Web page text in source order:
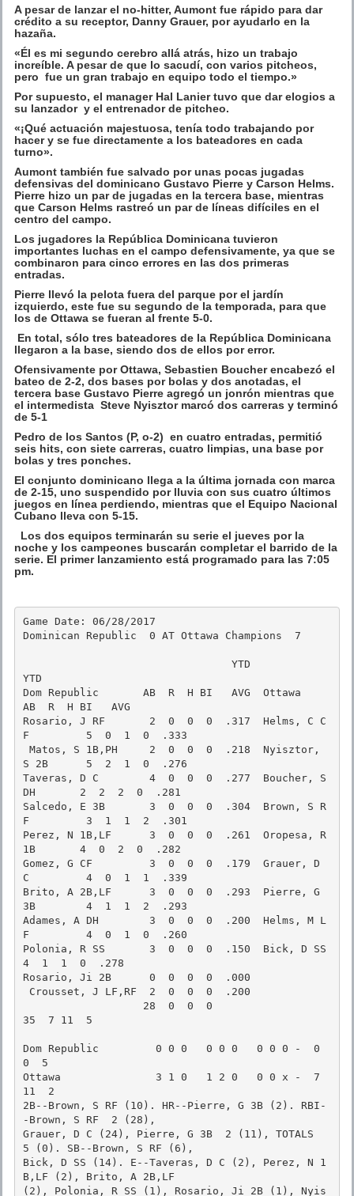
A pesar de lanzar el no-hitter, Aumont fue rápido para dar
crédito a su receptor, Danny Grauer, por ayudarlo en la
hazaña.
«Él es mi segundo cerebro allá atrás, hizo un trabajo
increíble. A pesar de que lo sacudí, con varios pitcheos,
pero fue un gran trabajo en equipo todo el tiempo.»
Por supuesto, el manager Hal Lanier tuvo que dar elogios a
su lanzador y el entrenador de pitcheo.
«¡Qué actuación majestuosa, tenía todo trabajando por
hacer y se fue directamente a los bateadores en cada
turno».
Aumont también fue salvado por unas pocas jugadas
defensivas del dominicano Gustavo Pierre y Carson Helms.
Pierre hizo un par de jugadas en la tercera base, mientras
que Carson Helms rastreó un par de líneas difíciles en el
centro del campo.
Los jugadores la República Dominicana tuvieron
importantes luchas en el campo defensivamente, ya que se
combinaron para cinco errores en las dos primeras
entradas.
Pierre llevó la pelota fuera del parque por el jardín
izquierdo, este fue su segundo de la temporada, para que
los de Ottawa se fueran al frente 5-0.
En total, sólo tres bateadores de la República Dominicana
llegaron a la base, siendo dos de ellos por error.
Ofensivamente por Ottawa, Sebastien Boucher encabezó el
bateo de 2-2, dos bases por bolas y dos anotadas, el
tercera base Gustavo Pierre agregó un jonrón mientras que
el intermedista Steve Nyisztor marcó dos carreras y terminó
de 5-1
Pedro de los Santos (P, o-2) en cuatro entradas, permitió
seis hits, con siete carreras, cuatro limpias, una base por
bolas y tres ponches.
El conjunto dominicano llega a la última jornada con marca
de 2-15, uno suspendido por lluvia con sus cuatro últimos
juegos en línea perdiendo, mientras que el Equipo Nacional
Cubano lleva con 5-15.
Los dos equipos terminarán su serie el jueves por la
noche y los campeones buscarán completar el barrido de la
serie. El primer lanzamiento está programado para las 7:05
pm.
Game Date: 06/28/2017
Dominican Republic  0 AT Ottawa Champions  7
YTD
Dom Republic       AB  R  H BI   AVG  Ottawa
AB  R  H BI   AVG
Rosario, J RF       2  0  0  0  .317  Helms, C C
F         5  0  1  0  .333
S 2B      5  2  1  0  .276
Taveras, D C        4  0  0  0  .277  Boucher, S
DH       2  2  2  0  .281
Salcedo, E 3B       3  0  0  0  .304  Brown, S R
F         3  1  1  2  .301
Perez, N 1B,LF      3  0  0  0  .261  Oropesa, R
1B       4  0  2  0  .282
Gomez, G CF         3  0  0  0  .179  Grauer, D
C         4  0  1  1  .339
Brito, A 2B,LF      3  0  0  0  .293  Pierre, G
3B        4  1  1  2  .293
Adames, A DH        3  0  0  0  .200  Helms, M L
F         4  0  1  0  .260
Polonia, R SS       3  0  0  0  .150  Bick, D SS
4  1  1  0  .278
Rosario, Ji 2B      0  0  0  0  .000
35  7 11  5
Dom Republic         0 0 0   0 0 0   0 0 0 -  0
0  5
Ottawa               3 1 0   1 2 0   0 0 x -  7
11  2
2B--Brown, S RF (10). HR--Pierre, G 3B (2). RBI-
-Brown, S RF  2 (28),
Grauer, D C (24), Pierre, G 3B  2 (11), TOTALS
5 (0). SB--Brown, S RF (6),
Bick, D SS (14). E--Taveras, D C (2), Perez, N 1
B,LF (2), Brito, A 2B,LF
(2), Polonia, R SS (1), Rosario, Ji 2B (1), Nyis